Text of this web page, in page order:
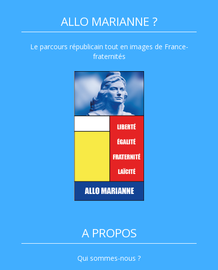
ALLO MARIANNE ?
Le parcours républicain tout en images de France-
fraternités
A PROPOS
Qui sommes-nous ?